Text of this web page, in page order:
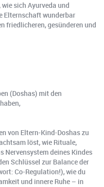
sich Ayurveda und
Elternschaft wunderbar
friedlicheren, gesünderen und
(Doshas) mit den
von Eltern-Kind-Doshas zu
löst, wie Rituale,
Nervensystem deines Kindes
Schlüssel zur Balance der
Co-Regulation!), wie du
und innere Ruhe – in